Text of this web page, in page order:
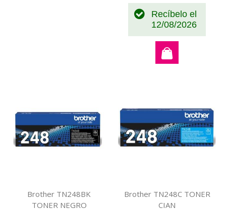
Recíbelo el
12/08/2026
Brother TN248BK
TONER NEGRO
Brother TN248C TONER
CIAN